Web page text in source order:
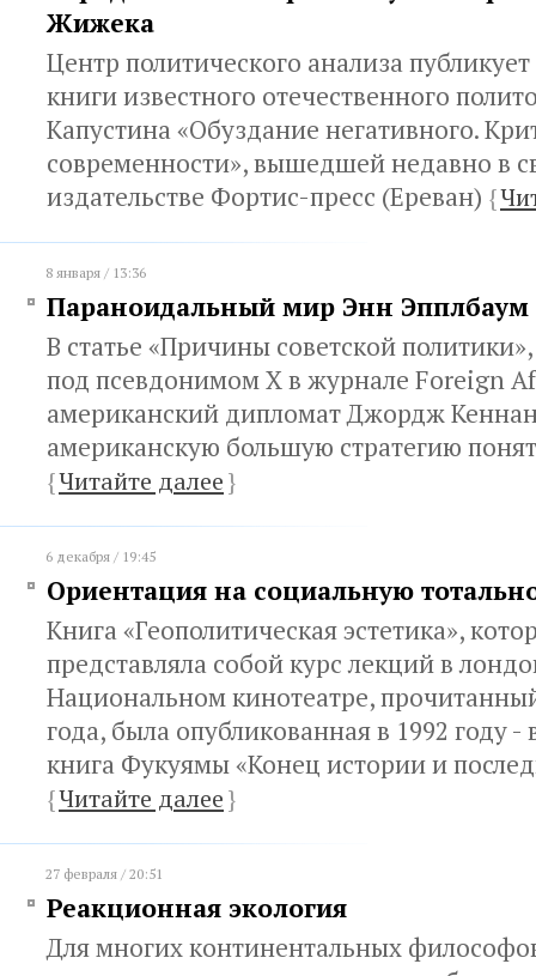
Жижека
Центр политического анализа
книги известного отечественного
Капустина «Обуздание негативного.
современности», вышедшей недавно в
издательстве Фортис-пресс (Ереван) {
8 января / 13:36
Параноидальный мир Энн Эпплбаум
В статье «Причины советской
под псевдонимом Х в журнале Foreign
американский дипломат Джордж
американскую большую стратегию
{Читайте далее}
6 декабря / 19:45
Ориентация на социальную
Книга «Геополитическая эстетика»,
представляла собой курс лекций в
Национальном кинотеатре,
года, была опубликованная в 1992 году -
книга Фукуямы «Конец истории и
{Читайте далее}
27 февраля / 20:51
Реакционная экология
Для многих континентальных